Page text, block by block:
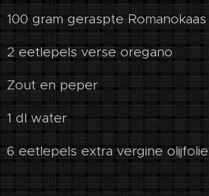
100 gram geraspte Romanokaas
2 eetlepels verse oregano
Zout en peper
1 dl water
6 eetlepels extra vergine olijfolie